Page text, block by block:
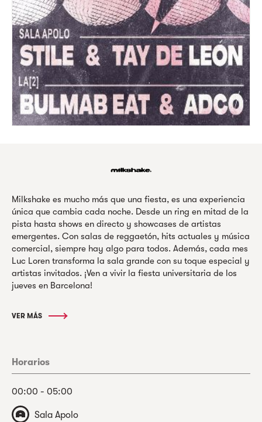
Milkshake es mucho más que una fiesta, es una experiencia
única que cambia cada noche. Desde un ring en mitad de la
pista hasta shows en directo y showcases de artistas
emergentes. Con salas de reggaetón, hits actuales y música
comercial, siempre hay algo para todos. Además, cada mes
Luc Loren transforma la sala grande con su toque especial y
artistas invitados. ¡Ven a vivir la fiesta universitaria de los
jueves en Barcelona!
VER MÁS
Horarios
00:00 - 05:00
Sala Apolo